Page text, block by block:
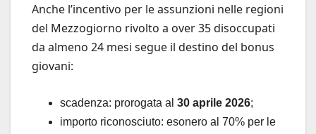
Anche l’incentivo per le assunzioni nelle regioni
del Mezzogiorno rivolto a over 35 disoccupati
da almeno 24 mesi segue il destino del bonus
giovani:
scadenza: prorogata al 30 aprile 2026;
importo riconosciuto: esonero al 70% per le